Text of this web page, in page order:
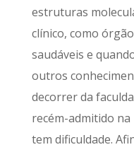
estruturas
clínico, como
saudáveis e
outros
decorrer da
recém-admitido
tem dificuldade.